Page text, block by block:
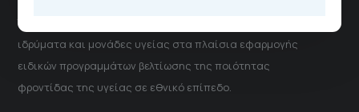
Το Σισμανόγλειο συνεργάζεται με άλλα νοσηλευτικά
ιδρύματα και μονάδες υγείας στα πλαίσια εφαρμογής
ειδικών προγραμμάτων βελτίωσης της ποιότητας
φροντίδας της υγείας σε εθνικό επίπεδο.